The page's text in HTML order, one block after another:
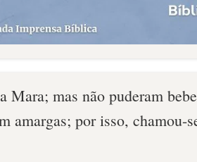
Mara; mas não puderam
amargas; por isso, chamou-